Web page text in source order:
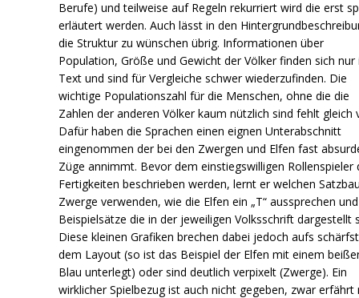
Berufe) und teilweise auf Regeln rekurriert wird die erst
erläutert werden. Auch lässt in den
die Struktur zu wünschen übrig. Informationen über
Population, Größe und Gewicht der Völker finden sich nur
Text und sind für Vergleiche schwer wiederzufinden. Die
wichtige Populationszahl für die Menschen, ohne die die
Zahlen der anderen Völker kaum nützlich sind fehlt gleich
Dafür haben die Sprachen einen eignen Unterabschnitt
eingenommen der bei den Zwergen und Elfen fast
Züge annimmt. Bevor dem einstiegswilligen Rollenspieler
Fertigkeiten beschrieben werden, lernt er welchen
Zwerge verwenden, wie die Elfen ein „T“ aussprechen und
Beispielsätze die in der jeweiligen Volksschrift dargestellt
Diese kleinen Grafiken brechen dabei jedoch aufs
dem Layout (so ist das Beispiel der Elfen mit einem
Blau unterlegt) oder sind deutlich verpixelt (Zwerge). Ein
wirklicher Spielbezug ist auch nicht gegeben, zwar erfährt